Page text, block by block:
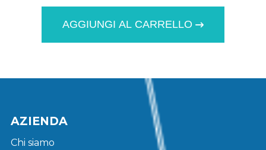
AGGIUNGI AL CARRELLO
AZIENDA
Chi siamo